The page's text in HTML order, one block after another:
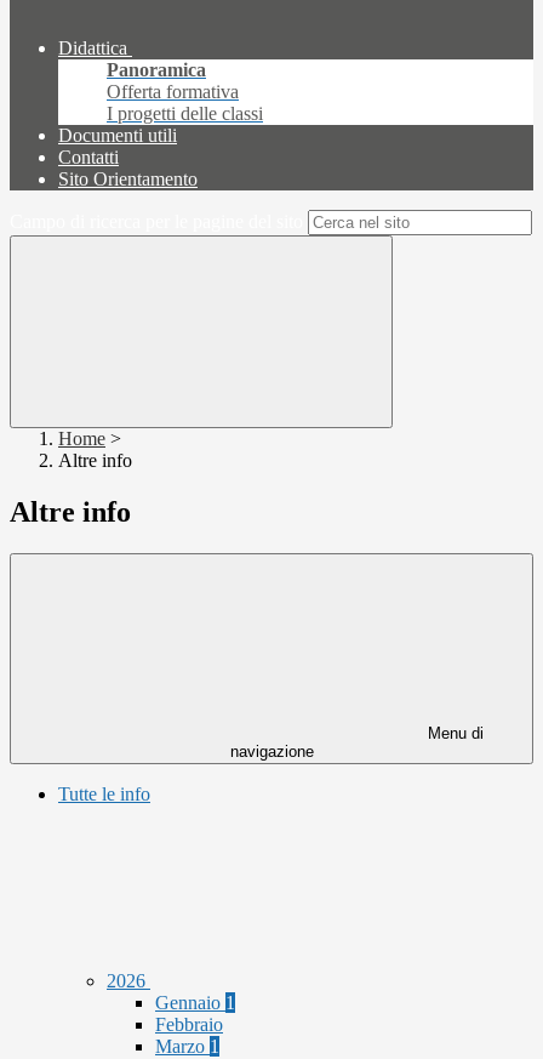
Didattica
Panoramica
Offerta formativa
I progetti delle classi
Documenti utili
Contatti
Sito Orientamento
Home >
Altre info
Altre info
Menu di
navigazione
Tutte le info
2026
Gennaio 1
Febbraio
Marzo 1